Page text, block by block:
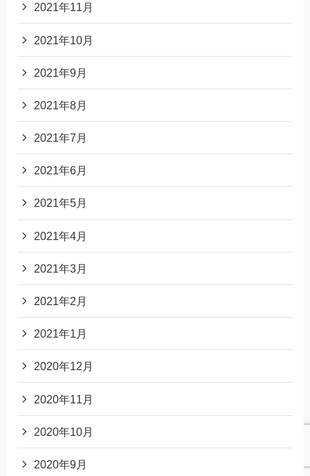
2021年11月
2021年10月
2021年9月
2021年8月
2021年7月
2021年6月
2021年5月
2021年4月
2021年3月
2021年2月
2021年1月
2020年12月
2020年11月
2020年10月
2020年9月